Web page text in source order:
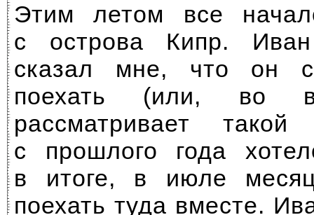
Этим летом все
с острова Кипр.
сказал мне, что он
поехать (или, во
рассматривает
с прошлого года
в итоге, в июле
поехать туда вместе.